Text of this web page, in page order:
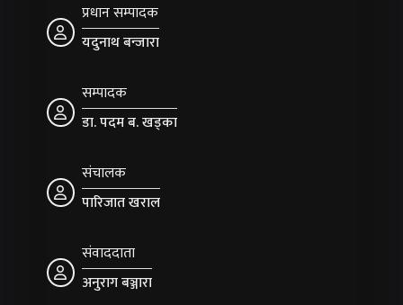
प्रधान सम्पादक
यदुनाथ बन्जारा
सम्पादक
डा. पदम ब. खड्का
संचालक
पारिजात खराल
संवाददाता
अनुराग बञ्जारा